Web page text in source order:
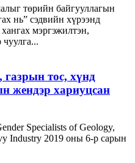
төрийн байгууллагын
нь” сэдвийн хүрээнд
мэргэжилтэн,
газрын тос, хүнд
жендэр хариуцсан
Specialists of Geology,
Industry 2019 оны 6-р сарын